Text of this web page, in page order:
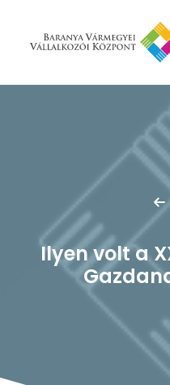
Ilyen volt a